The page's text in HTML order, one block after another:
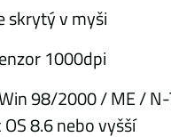
skrytý v myši
1000dpi
98/2000 / ME /
8.6 nebo vyšší